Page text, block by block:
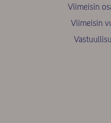
Viimeisin
Viimeisin